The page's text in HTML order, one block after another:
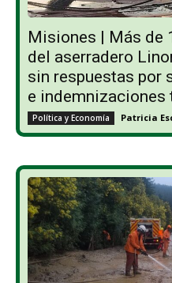
Misiones | Más de
del aserradero
sin respuestas por
e indemnizaciones
Política y Economía Patricia